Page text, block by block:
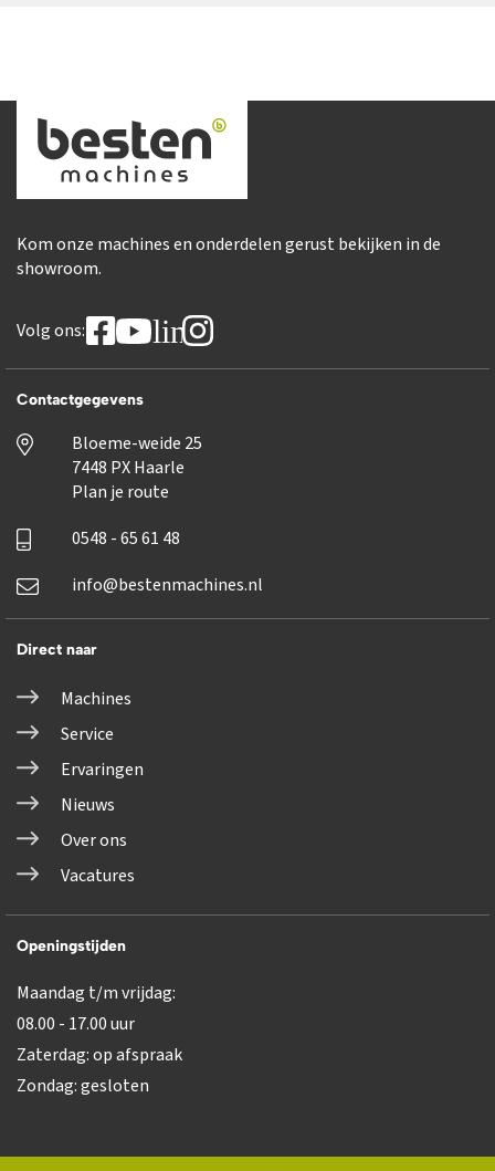
Kom onze machines en onderdelen gerust bekijken in de
showroom.
Volg ons: linkedin
Contactgegevens
Bloeme-weide 25
7448 PX Haarle
Plan je route
0548 - 65 61 48
info@bestenmachines.nl
Direct naar
Machines
Service
Ervaringen
Nieuws
Over ons
Vacatures
Openingstijden
Maandag t/m vrijdag:
08.00 - 17.00 uur
Zaterdag: op afspraak
Zondag: gesloten